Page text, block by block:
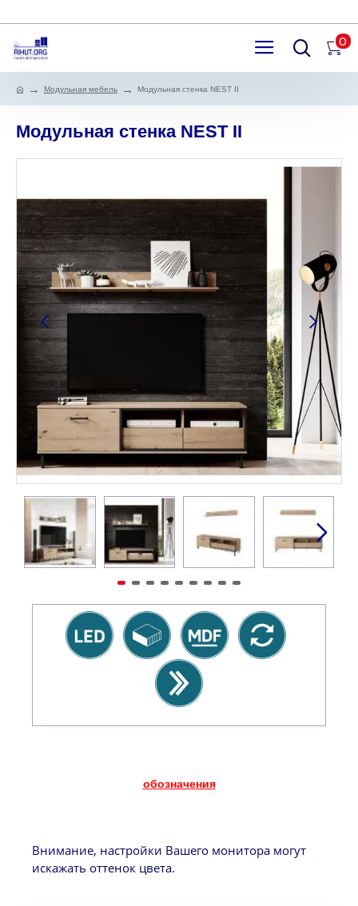
0
Модульная мебель Модульная стенка NEST II
Модульная стенка NEST II
обозначения
Внимание, настройки Вашего монитора могут
искажать оттенок цвета.